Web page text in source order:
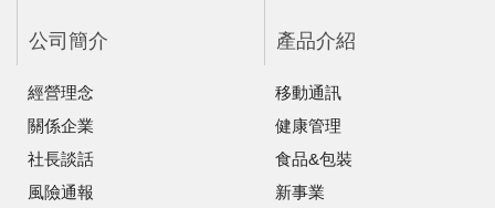
公司簡介
經營理念
關係企業
社長談話
風險通報
產品介紹
移動通訊
健康管理
食品&包裝
新事業